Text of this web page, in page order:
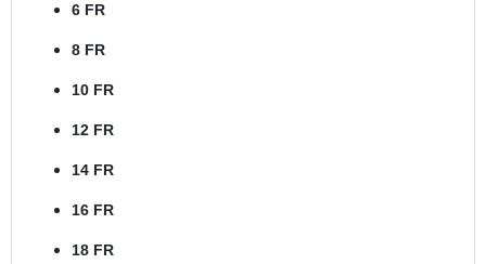
6 FR
8 FR
10 FR
12 FR
14 FR
16 FR
18 FR